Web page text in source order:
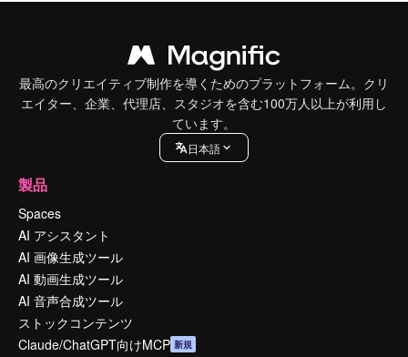
最高のクリエイティブ制作を導くためのプラットフォーム。クリ
エイター、企業、代理店、スタジオを含む100万人以上が利用し
ています。
日本語
製品
Spaces
AI アシスタント
AI 画像生成ツール
AI 動画生成ツール
AI 音声合成ツール
ストックコンテンツ
Claude/ChatGPT向けMCP 新規